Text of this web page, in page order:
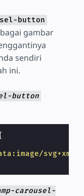
button
gambar
sendiri
ini.
button
carousel-